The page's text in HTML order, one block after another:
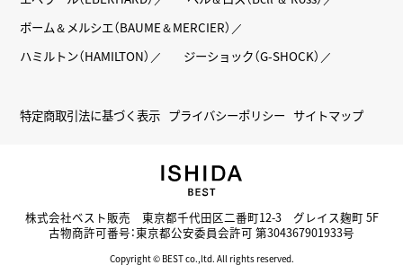
ボーム＆メルシエ（BAUME＆MERCIER）
ハミルトン（HAMILTON）
ジーショック（G-SHOCK）
特定商取引法に基づく表示 プライバシーポリシー サイトマップ
株式会社ベスト販売 東京都千代田区二番町12-3 グレイス麹町 5F
古物商許可番号：東京都公安委員会許可 第304367901933号
Copyright © BEST co.,ltd. All rights reserved.